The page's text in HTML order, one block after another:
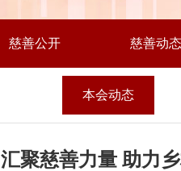
慈善公开 慈善动态
本会动态
汇聚慈善力量 助力